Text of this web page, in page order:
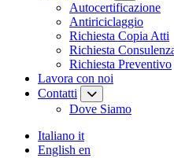
Autocertificazione
Antiriciclaggio
Richiesta Copia Atti
Richiesta
Richiesta Preventivo
Lavora con noi
Contatti
Dove Siamo
Italiano it
English en